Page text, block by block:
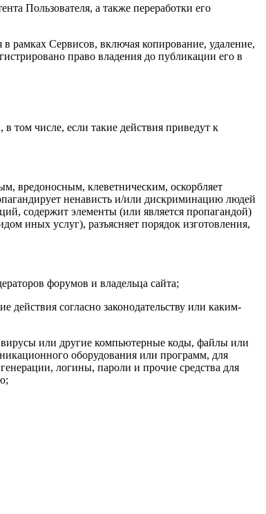
Пользователя, а также переработки его
рамках Сервисов, включая копирование, удаление,
право владения до публикации его в
том числе, если такие действия приведут к
вредоносным, клеветническим, оскорбляет
ненависть и/или дискриминацию людей
содержит элементы (или является пропагандой)
иных услуг), разъясняет порядок изготовления,
форумов и владельца сайта;
действия согласно законодательству или каким-
вирусы или другие компьютерные коды, файлы или
оборудования или программ, для
логины, пароли и прочие средства для